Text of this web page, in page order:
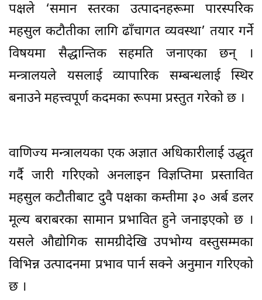
पक्षले ‘समान स्तरका उत्पादनहरूमा पारस्परिक
महसुल कटौतीका लागि ढाँचागत व्यवस्था’ तयार गर्ने
विषयमा सैद्धान्तिक सहमति जनाएका छन् ।
मन्त्रालयले यसलाई व्यापारिक सम्बन्धलाई स्थिर
बनाउने महत्त्वपूर्ण कदमका रूपमा प्रस्तुत गरेको छ ।
वाणिज्य मन्त्रालयका एक अज्ञात अधिकारीलाई उद्धृत
गर्दै जारी गरिएको अनलाइन विज्ञप्तिमा प्रस्तावित
महसुल कटौतीबाट दुवै पक्षका कम्तीमा ३० अर्ब डलर
मूल्य बराबरका सामान प्रभावित हुने जनाइएको छ ।
यसले औद्योगिक सामग्रीदेखि उपभोग्य वस्तुसम्मका
विभिन्न उत्पादनमा प्रभाव पार्न सक्ने अनुमान गरिएको
छ ।